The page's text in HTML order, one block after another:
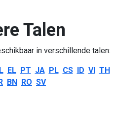
Talen
in verschillende talen:
EL PT JA PL CS ID VI TH
BN RO SV